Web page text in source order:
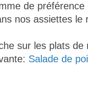
de
nos assiettes le
sur les plats
Salade de